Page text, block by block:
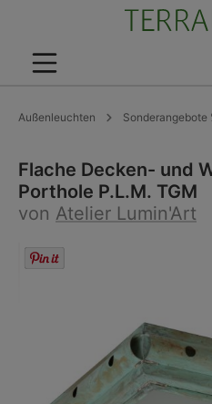
Außenleuchten Sonderangebote
Flache Decken- und
Porthole P.L.M. TGM
von Atelier Lumin'Art
Bildergalerie überspringen